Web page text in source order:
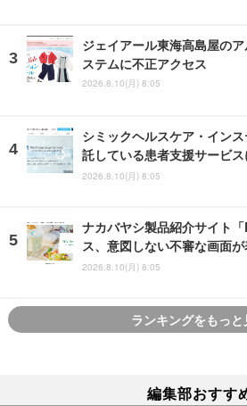
ジェイアール東海高島屋の
ステムに不正アクセス
2026.8.10(月) 8:05
シミックヘルスケア・イン
託している患者支援サービ
2026.8.10(月) 8:05
ナカバヤシ製品紹介サイト
ス、意図しない不審な画面
2026.8.10(月) 8:05
ランキングをもっと
編集部おすす